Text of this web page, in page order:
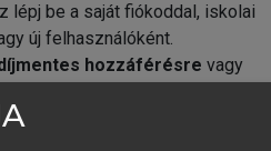
lépj be a saját fiókoddal, iskolai
új felhasználóként.
hozzáférésre vagy